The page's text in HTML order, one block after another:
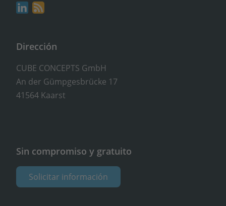
Dirección
CUBE CONCEPTS GmbH
An der Gümpgesbrücke 17
41564 Kaarst
Sin compromiso y gratuito
Solicitar información